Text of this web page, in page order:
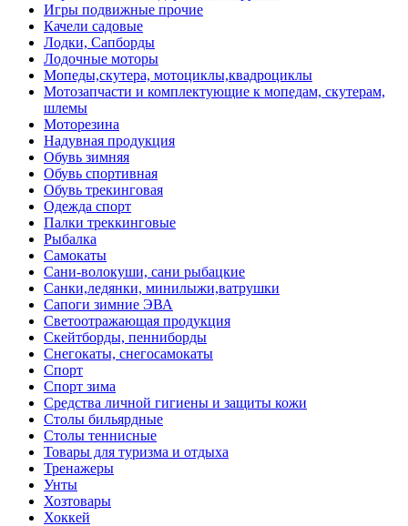
Игры подвижные прочие
Качели садовые
Лодки, Сапборды
Лодочные моторы
Мопеды,скутера, мотоциклы,квадроциклы
Мотозапчасти и комплектующие к мопедам, скутерам,
шлемы
Моторезина
Надувная продукция
Обувь зимняя
Обувь спортивная
Обувь трекинговая
Одежда спорт
Палки треккинговые
Рыбалка
Самокаты
Сани-волокуши, сани рыбацкие
Санки,ледянки, минилыжи,ватрушки
Сапоги зимние ЭВА
Светоотражающая продукция
Скейтборды, пенниборды
Снегокаты, снегосамокаты
Спорт
Спорт зима
Средства личной гигиены и защиты кожи
Столы бильярдные
Столы теннисные
Товары для туризма и отдыха
Тренажеры
Унты
Хозтовары
Хоккей